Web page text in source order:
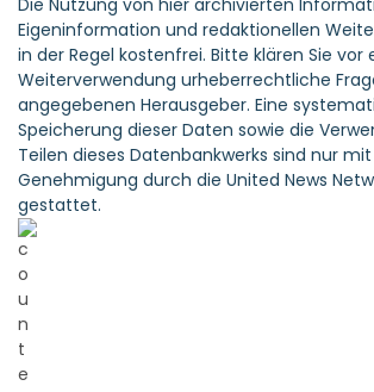
Die Nutzung von hier archivierten
Eigeninformation und redaktionellen
in der Regel kostenfrei. Bitte klären Sie vor
Weiterverwendung urheberrechtliche
angegebenen Herausgeber. Eine
Speicherung dieser Daten sowie die
Teilen dieses Datenbankwerks sind nur
Genehmigung durch die United News
gestattet.